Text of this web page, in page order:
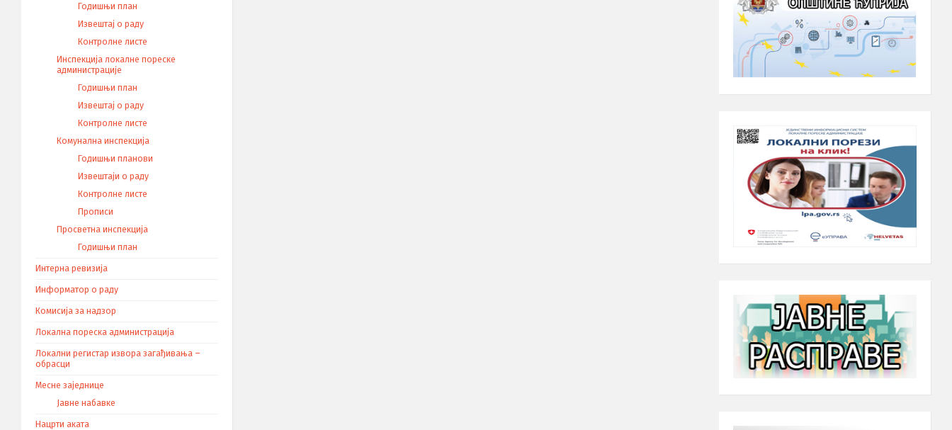
Годишњи план
Извештај о раду
Контролне листе
Инспекција локалне пореске
администрације
Годишњи план
Извештај о раду
Контролне листе
Комунална инспекција
Годишњи планови
Извештаји о раду
Контролне листе
Прописи
Просветна инспекција
Годишњи план
Интерна ревизија
Информатор о раду
Комисија за надзор
Локална пореска администрација
Локални регистар извора загађивања –
обрасци
Месне заједнице
Јавне набавке
Нацрти аката